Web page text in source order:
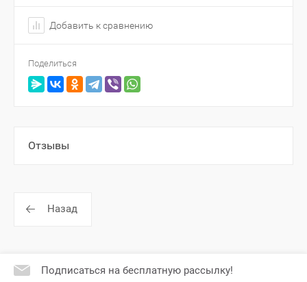
Добавить к сравнению
Поделиться
Отзывы
Назад
Подписаться на бесплатную рассылку!